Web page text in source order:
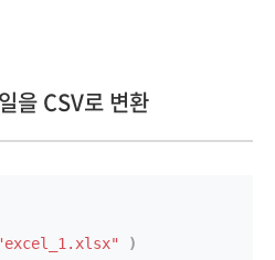
을 CSV로 변환
)